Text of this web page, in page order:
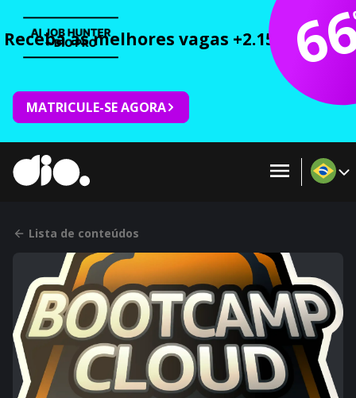
Receba as melhores vagas +2.150 cursos
MATRICULE-SE AGORA
Lista de conteúdos